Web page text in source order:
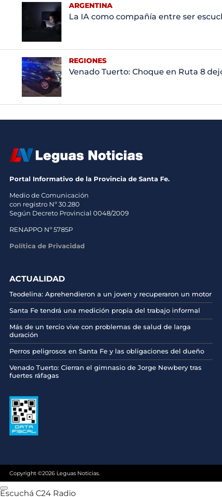
ARGENTINA
La IA como compañía entre ser
REGIONES
Venado Tuerto: Choque en Ruta 8
Portal Informativo de la Provincia de Santa Fe.
Medio de Comunicación
con registro Nº 30.280
Según Decreto Provincial 0048/2009
RENAPPO Nº 5785P
Política de Privacidad
ACTUALIDAD
Teodelina: Aprehendieron a un joven y recuperaron un motor
Santa Fe tendrá una medición propia del trabajo informal
Más de un tercio vive con problemas de salud de larga
duración
Perros peligrosos en Santa Fe y las obligaciones del dueño
Venado Tuerto: Cierran el gimnasio de Jorge Newbery tras
fuertes ráfagas
Copyright ©2026 Leguas Noticias.
Escuchá C24 Radio